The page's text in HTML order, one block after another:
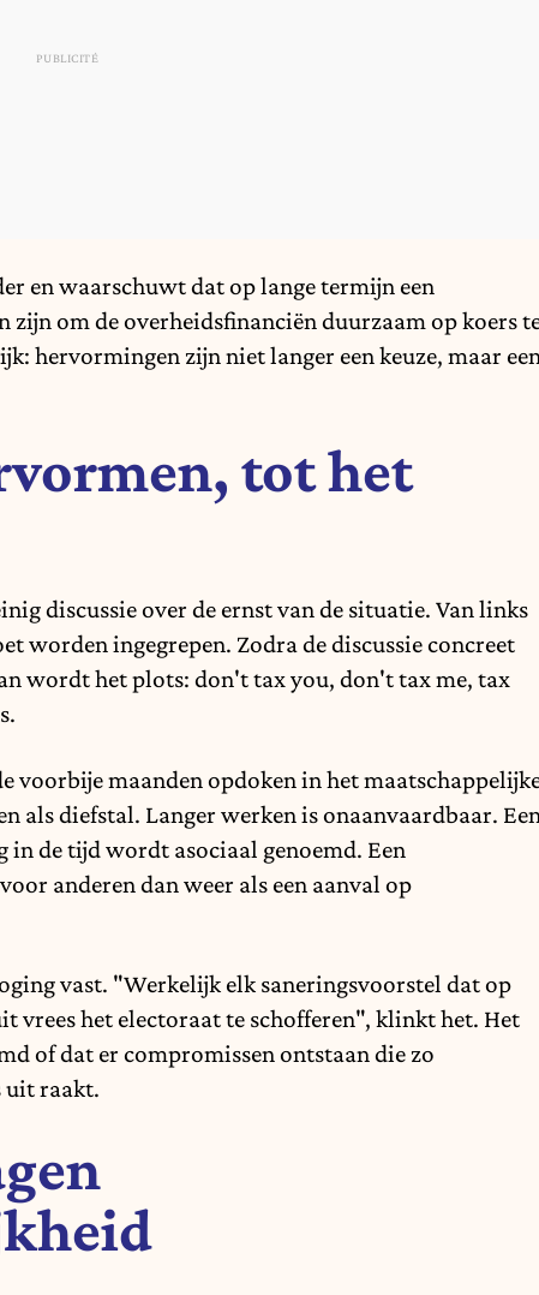
en waarschuwt dat op lange termijn een
om de overheidsfinanciën duurzaam op koers
hervormingen zijn niet langer een keuze, maar
tot het
discussie over de ernst van de situatie. Van links
worden ingegrepen. Zodra de discussie concreet
wordt het plots: don't tax you, don't tax me, tax
voorbije maanden opdoken in het
als diefstal. Langer werken is onaanvaardbaar.
de tijd wordt asociaal genoemd. Een
anderen dan weer als een aanval op
vast. "Werkelijk elk saneringsvoorstel dat op
het electoraat te schofferen", klinkt het. Het
of dat er compromissen ontstaan die zo
uit raakt.